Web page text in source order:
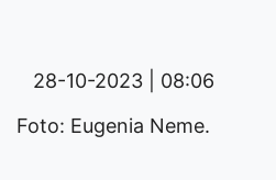
28-10-2023 | 08:06
Foto: Eugenia Neme.